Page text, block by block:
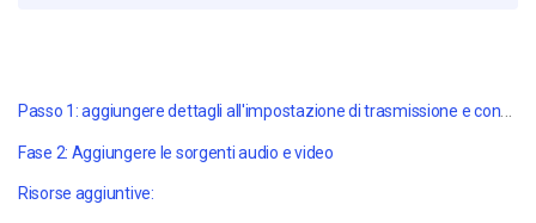
Passo 1: aggiungere dettagli all'impostazione di trasmissione e connettersi a Dacast
Fase 2: Aggiungere le sorgenti audio e video
Risorse aggiuntive: